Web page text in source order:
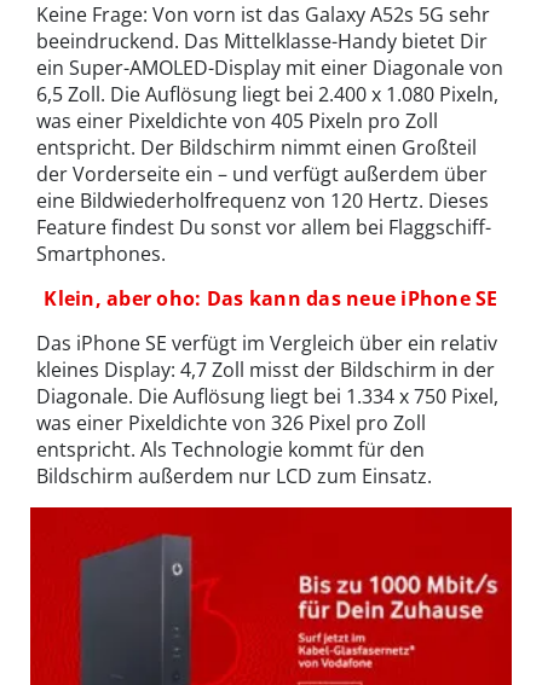
Keine Frage: Von vorn ist das Galaxy A52s 5G sehr
beeindruckend. Das Mittelklasse-Handy bietet Dir
ein Super-AMOLED-Display mit einer Diagonale von
6,5 Zoll. Die Auflösung liegt bei 2.400 x 1.080 Pixeln,
was einer Pixeldichte von 405 Pixeln pro Zoll
entspricht. Der Bildschirm nimmt einen Großteil
der Vorderseite ein – und verfügt außerdem über
eine Bildwiederholfrequenz von 120 Hertz. Dieses
Feature findest Du sonst vor allem bei Flaggschiff-
Smartphones.
Klein, aber oho: Das kann das neue iPhone SE
Das iPhone SE verfügt im Vergleich über ein relativ
kleines Display: 4,7 Zoll misst der Bildschirm in der
Diagonale. Die Auflösung liegt bei 1.334 x 750 Pixel,
was einer Pixeldichte von 326 Pixel pro Zoll
entspricht. Als Technologie kommt für den
Bildschirm außerdem nur LCD zum Einsatz.